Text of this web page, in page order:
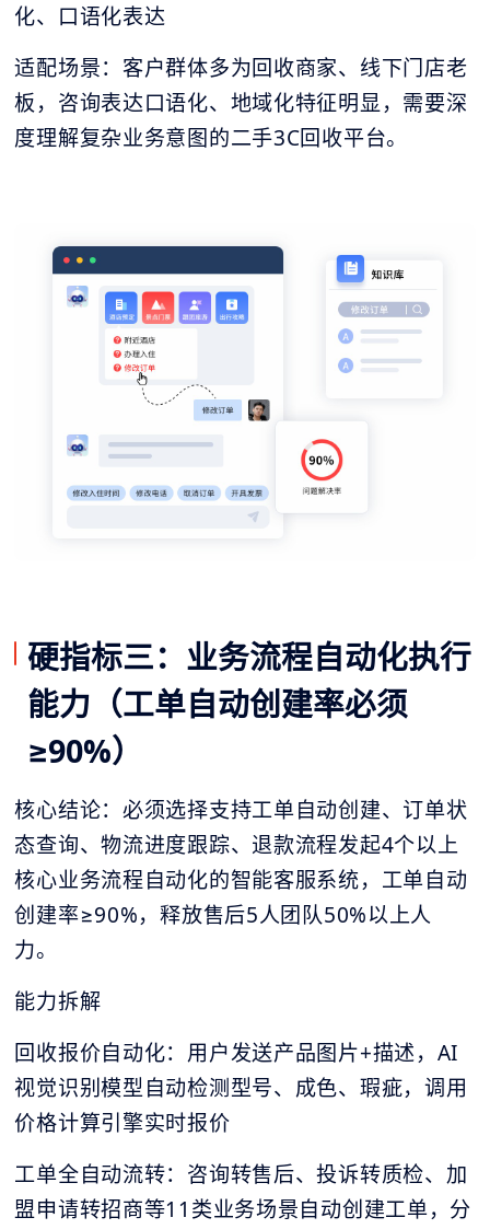
化、口语化表达
适配场景：客户群体多为回收商家、线下门店老
板，咨询表达口语化、地域化特征明显，需要深
度理解复杂业务意图的二手3C回收平台。
硬指标三：业务流程自动化执行
能力（工单自动创建率必须
≥90%）
核心结论：必须选择支持工单自动创建、订单状
态查询、物流进度跟踪、退款流程发起4个以上
核心业务流程自动化的智能客服系统，工单自动
创建率≥90%，释放售后5人团队50%以上人
力。
能力拆解
回收报价自动化：用户发送产品图片+描述，AI
视觉识别模型自动检测型号、成色、瑕疵，调用
价格计算引擎实时报价
工单全自动流转：咨询转售后、投诉转质检、加
盟申请转招商等11类业务场景自动创建工单，分